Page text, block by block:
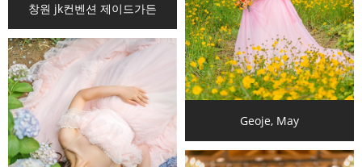
창원 jk컨벤션 제이드가든
Geoje, May